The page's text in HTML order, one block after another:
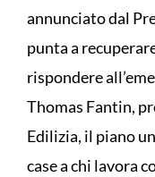
annunciato dal
punta a
rispondere
Thomas Fantin,
Edilizia, il piano
case a chi lavora